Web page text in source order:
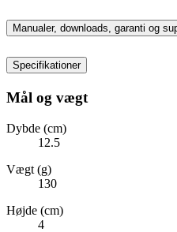
Manualer, downloads, garanti og
Specifikationer
Mål og vægt
Dybde (cm)
12.5
Vægt (g)
130
Højde (cm)
4